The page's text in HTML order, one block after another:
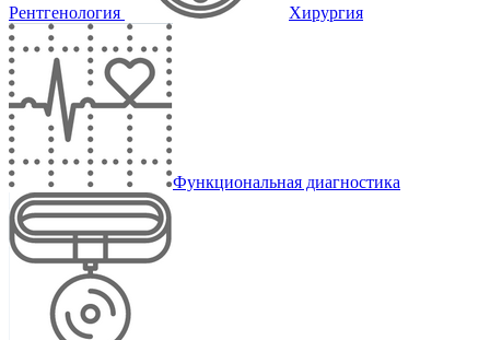
Рентгенология Хирургия
Функциональная диагностика